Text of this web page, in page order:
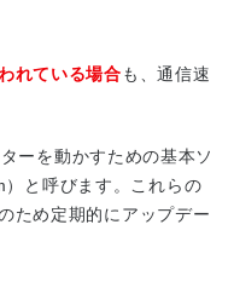
れている場合も、通信速
ーを動かすための基本ソ
と呼びます。これらの
ため定期的にアップデー